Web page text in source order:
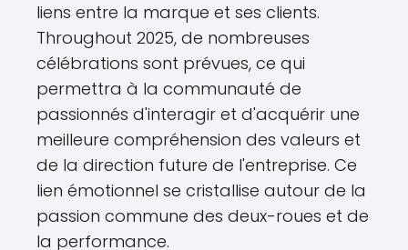
liens entre la marque et ses clients.
Throughout 2025, de nombreuses
célébrations sont prévues, ce qui
permettra à la communauté de
passionnés d'interagir et d'acquérir une
meilleure compréhension des valeurs et
de la direction future de l'entreprise. Ce
lien émotionnel se cristallise autour de la
passion commune des deux-roues et de
la performance.